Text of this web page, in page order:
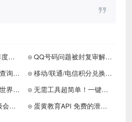
腾讯QQ最新2021年度社交形象出炉！
QQ号码问题被封复审解封申请入口
最新QQ绑定手机号查询 反查等功能
移动/联通/电信积分兑换话费短信代码
一键关闭手机QQ小世界功能 不显示栏目
无需工具超简单！一键删除QQ单项好友
5.7元开通1个月超级会员 苹果/安卓均可
蛋黄教育API 免费的泄露信息查询网站